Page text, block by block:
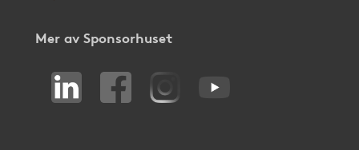
Mer av Sponsorhuset